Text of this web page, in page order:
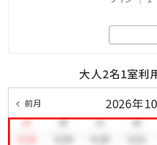
での予約をお願い致します。
公式ホームページより、「
りご予約下さい。
※駐車場は有料です（1泊あ
円 ※4泊以上は3,000円）
※EXESプレミアツインにご宿
大人2名1室利
前月 2026年